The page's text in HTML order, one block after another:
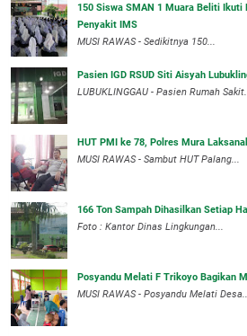
150 Siswa SMAN 1 Muara Beliti Ikuti
Penyakit IMS
MUSI RAWAS - Sedikitnya 150...
Pasien IGD RSUD Siti Aisyah
LUBUKLINGGAU - Pasien Rumah
HUT PMI ke 78, Polres Mura
MUSI RAWAS - Sambut HUT Palang...
166 Ton Sampah Dihasilkan Setiap
Foto : Kantor Dinas Lingkungan...
Posyandu Melati F Trikoyo Bagikan
MUSI RAWAS - Posyandu Melati